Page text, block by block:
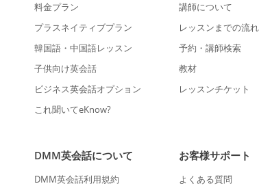
料金プラン
プラスネイティブプラン
韓国語・中国語レッスン
子供向け英会話
ビジネス英会話オプション
これ聞いてeKnow?
講師について
レッスンまでの流れ
予約・講師検索
教材
レッスンチケット
DMM英会話について
DMM英会話利用規約
お客様サポート
よくある質問